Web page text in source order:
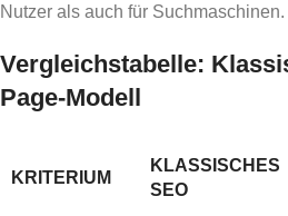
Nutzer als auch für Suchmaschinen.
Vergleichstabelle:
Page-Modell
KRITERIUM
KLASSISCHES
SEO